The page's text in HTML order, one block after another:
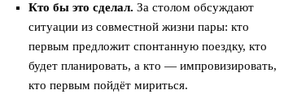
Кто бы это сделал. За столом обсуждают
ситуации из совместной жизни пары: кто
первым предложит спонтанную поездку, кто
будет планировать, а кто — импровизировать,
кто первым пойдёт мириться.